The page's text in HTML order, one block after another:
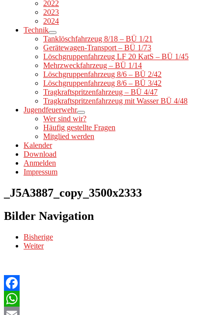
2022
2023
2024
Technik
Tanklöschfahrzeug 8/18 – BÜ 1/21
Gerätewagen-Transport – BÜ 1/73
Löschgruppenfahrzeug LF 20 KatS – BÜ 1/45
Mehrzweckfahrzeug – BÜ 1/14
Löschgruppenfahrzeug 8/6 – BÜ 2/42
Löschgruppenfahrzeug 8/6 – BÜ 3/42
Tragkraftspritzenfahrzeug – BÜ 4/47
Tragkraftspritzenfahrzeug mit Wasser BÜ 4/48
Jugendfeuerwehr
Wer sind wir?
Häufig gestellte Fragen
Mitglied werden
Kalender
Download
Anmelden
Impressum
_J5A3887_copy_3500x2333
Bilder Navigation
Bisherige
Weiter
Facebook